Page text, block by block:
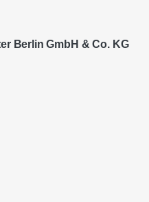
Berlin GmbH & Co. KG